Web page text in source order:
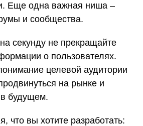
Еще одна важная ниша –
и сообщества.
секунду не прекращайте
о пользователях.
целевой аудитории
на рынке и
будущем.
что вы хотите разработать: